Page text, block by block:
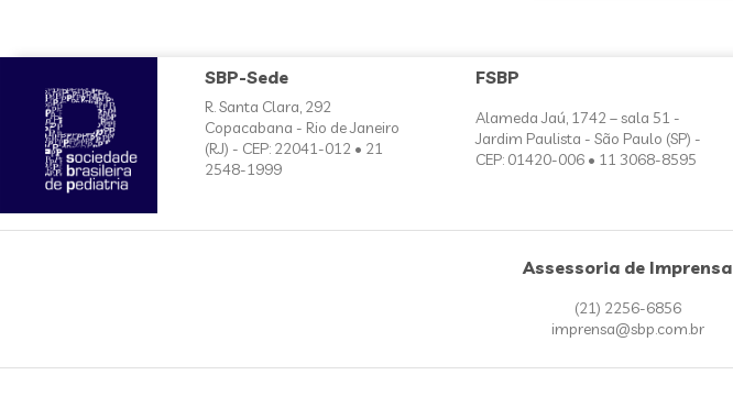
SBP-Sede
R. Santa Clara, 292
Copacabana - Rio de Janeiro
(RJ) - CEP: 22041-012 • 21
2548-1999
FSBP
Alameda Jaú, 1742 – sala 51 -
Jardim Paulista - São Paulo (SP) -
CEP: 01420-006 • 11 3068-8595
Assessoria de Imprensa
(21) 2256-6856
imprensa@sbp.com.br